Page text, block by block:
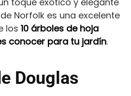
Norfolk es una excelente
los 10 árboles de hoja
conocer para tu jardín.
Douglas